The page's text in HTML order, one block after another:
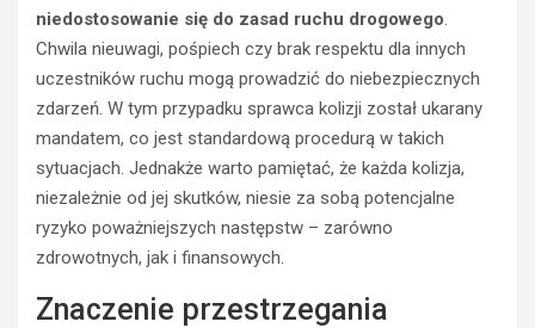
niedostosowanie się do zasad ruchu drogowego.
Chwila nieuwagi, pośpiech czy brak respektu dla innych
uczestników ruchu mogą prowadzić do niebezpiecznych
zdarzeń. W tym przypadku sprawca kolizji został ukarany
mandatem, co jest standardową procedurą w takich
sytuacjach. Jednakże warto pamiętać, że każda kolizja,
niezależnie od jej skutków, niesie za sobą potencjalne
ryzyko poważniejszych następstw – zarówno
zdrowotnych, jak i finansowych.
Znaczenie przestrzegania